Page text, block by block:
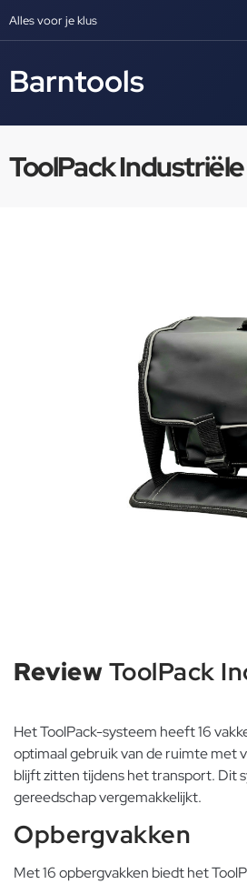
Alles voor je klus
Barntools
ToolPack
ReviewToolPack
Het ToolPack-systeem heeft 16
optimaal gebruik van de ruimte met
blijft zitten tijdens het transport. Dit
gereedschap vergemakkelijkt.
Opbergvakken
Met 16 opbergvakken biedt het